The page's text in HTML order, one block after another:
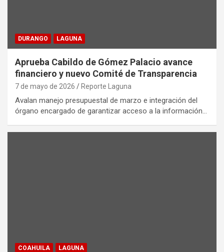
DURANGO LAGUNA
Aprueba Cabildo de Gómez Palacio avance
financiero y nuevo Comité de Transparencia
7 de mayo de 2026 Reporte Laguna
Avalan manejo presupuestal de marzo e integración del
órgano encargado de garantizar acceso a la información…
COAHUILA LAGUNA